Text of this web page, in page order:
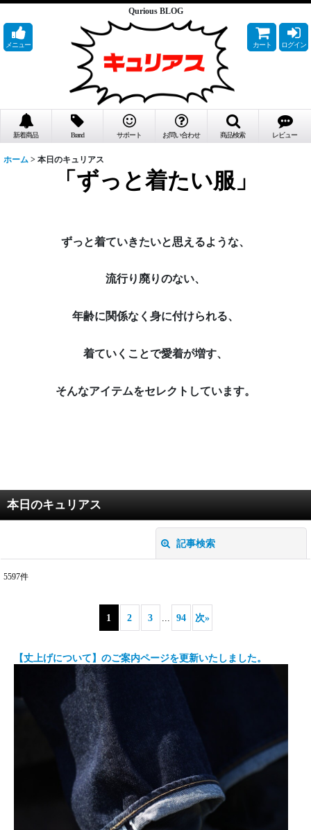
Qurious BLOG
「ずっと着たい服」
ずっと着ていきたいと思えるような、
流行り廃りのない、
年齢に関係なく身に付けられる、
着ていくことで愛着が増す、
そんなアイテムをセレクトしています。
メニュー カート ログイン
新着商品 Brand サポート お問い合わせ 商品検索 レビュー
ホーム > 本日のキュリアス
本日のキュリアス
記事検索
絞り込む
5597件
1 2 3 94 次»
【丈上げについて】のご案内ページを更新いたしました。